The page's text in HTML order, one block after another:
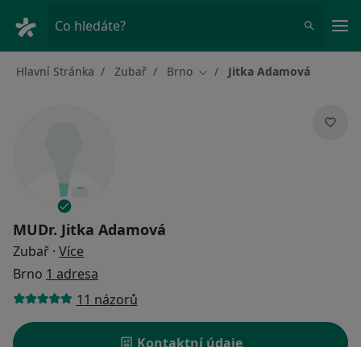
Co hledáte?
Hlavní Stránka Zubař Brno Změna města
Jitka Adamová
MUDr. Jitka Adamová
Zubař · Více
Brno 1 adresa
11 názorů
Kontaktní údaje